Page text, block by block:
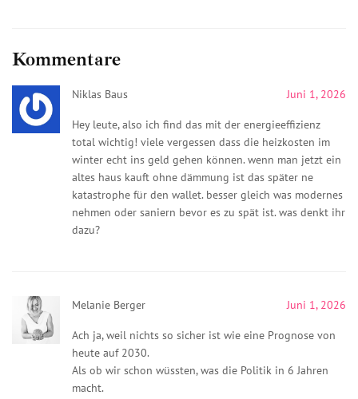
Kommentare
Niklas Baus Juni 1, 2026
Hey leute, also ich find das mit der energieeffizienz
total wichtig! viele vergessen dass die heizkosten im
winter echt ins geld gehen können. wenn man jetzt ein
altes haus kauft ohne dämmung ist das später ne
katastrophe für den wallet. besser gleich was modernes
nehmen oder saniern bevor es zu spät ist. was denkt ihr
dazu?
Melanie Berger Juni 1, 2026
Ach ja, weil nichts so sicher ist wie eine Prognose von
heute auf 2030.
Als ob wir schon wüssten, was die Politik in 6 Jahren
macht.